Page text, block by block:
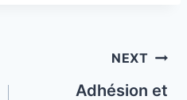
NEXT
Adhésion et